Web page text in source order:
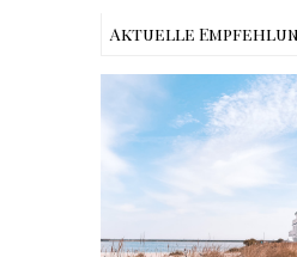
Aktuelle
Reisen -